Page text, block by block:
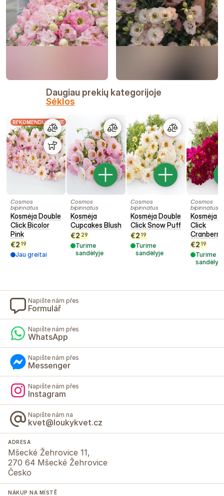
Daugiau prekių kategorijoje
Sėklos
REKOMENDUOJAME
Cosmos
bipinnatus
Kosmėja Double
Click Bicolor
Pink
€2 19
Jau greitai
Cosmos
bipinnatus
Kosmėja
Cupcakes Blush
€2 29
Turime
sandėlyje
Cosmos
bipinnatus
Kosmėja Double
Click Snow Puff
€2 19
Turime
sandėlyje
Cosmos
bipinnatus
Kosmėja
Click
€2 19
Turime
sandėlyje
Napište nám přes
Formulář
Napište nám přes
WhatsApp
Napište nám přes
Messenger
Napište nám přes
Instagram
Napište nám na
kvet@loukykvet.cz
ADRESA
Mšecké Žehrovice 11,
270 64 Mšecké Žehrovice
Česko
NÁKUP NA MÍSTĚ